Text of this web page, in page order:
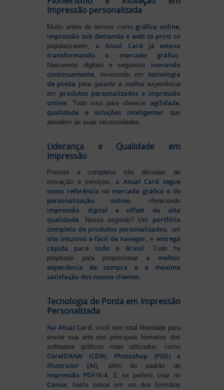
Impressão personalizada
Muito antes de termos como gráfica online,
impressão sob demanda e web to printse
popularizarem, aAtual Card já estava
transformando o mercado gráfico
Nascemos digitais e seguimos inovando
continuamente , investindo em tecnologia
de ponta para garantir a melhor experiência
em produtos personalizados e impressão
online . Tudo isso para oferecer agilidade,
qualidade e soluções inteligentes que
atendem às suas necessidades.
Liderança e Qualidade em
Impressão
Prestes a completar três décadas de
inovação e serviços,a Atual Card segue
como referência no mercado gráfico e de
personalização online, oferecendo
impressão digital e offset de alta
qualidade. Nosso segredo? Um portfólio
completo de produtos personalizados, um
site intuitivo e fácil de navegar, e entrega
rápida para todo o Brasil. Tudo foi
projetado para proporcionara melhor
experiência de compra e a máxima
satisfação dos nossos clientes.
Tecnologia de Ponta em Impressão
Personalizada
Na Atual Card, você tem total liberdade para
enviar sua arte nos principais formatos dos
softwares gráficos mais utilizados, como
CorelDRAW (CDR), Photoshop (PSD) e
Illustrator (AI), além do padrão de
impressão PDF/X-4. E se preferir criar no
Canva, basta salvar em um dos formatos